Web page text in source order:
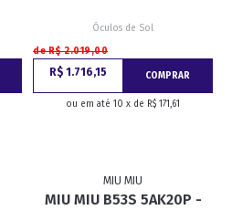
Óculos de Sol
de R$ 2.019,00
R$ 1.716,15 COMPRAR
ou em até 10 x de R$ 171,61
MIU MIU
MIU MIU B53S 5AK20P -